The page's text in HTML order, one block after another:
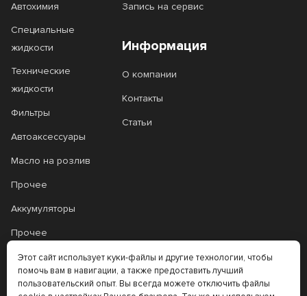
Автохимия
Специальные
жидкости
Технические
жидкости
Фильтры
Автоаксессуары
Масло на розлив
Прочее
Аккумуляторы
Прочее
Трансмиссионные
масла
Запись на сервис
Информация
О компании
Контакты
Статьи
Этот сайт использует куки-файлы и другие технологии, чтобы
помочь вам в навигации, а также предоставить лучший
пользовательский опыт. Вы всегда можете отключить файлы